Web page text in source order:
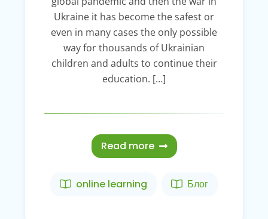
Ukraine it has become the safest or
even in many cases the only possible
way for thousands of Ukrainian
children and adults to continue their
education. […]
Read more
online learning Блог